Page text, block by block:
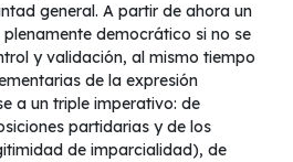
general. A partir de ahora un
democrático si no se
y validación, al mismo tiempo
de la expresión
a un triple imperativo: de
partidarias y de los
de imparcialidad), de